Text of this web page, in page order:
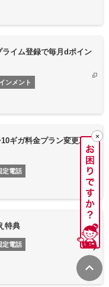
ライム登録で毎月dポイン
ンメント
ギガ料金プラン変更工
定電話
特典
定電話